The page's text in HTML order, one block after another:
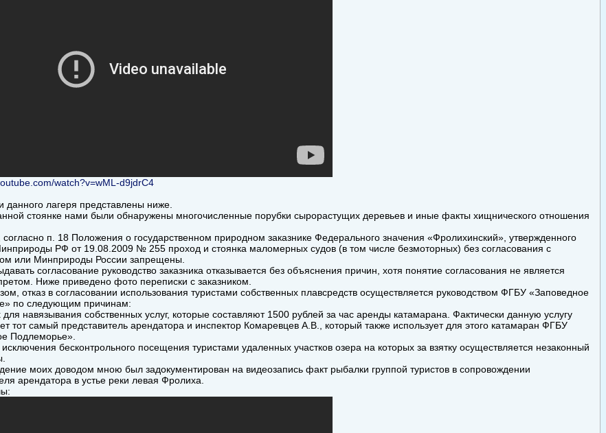
watch?v=wML-d9jdrC4
данного лагеря представлены ниже.
стоянке нами были обнаружены многочисленные порубки сырорастущих деревьев и иные факты хищнического отношения
согласно п. 18 Положения о государственном природном заказнике Федерального значения «Фролихинский», утвержденного
РФ от 19.08.2009 № 255 проход и стоянка маломерных судов (в том числе безмоторных) без согласования с
или Минприроды России запрещены.
согласование руководство заказника отказывается без объяснения причин, хотя понятие согласования не является
Ниже приведено фото переписки с заказником.
отказ в согласовании использования туристами собственных плавсредств осуществляется руководством ФГБУ «Заповедное
по следующим причинам:
для навязывания собственных услуг, которые составляют 1500 рублей за час аренды катамарана. Фактически данную услугу
тот самый представитель арендатора и инспектор Комаревцев А.В., который также использует для этого катамаран ФГБУ
Подлеморье».
исключения бесконтрольного посещения туристами удаленных участков озера на которых за взятку осуществляется незаконный
моих доводом мною был задокументирован на видеозапись факт рыбалки группой туристов в сопровождении
арендатора в устье реки левая Фролиха.